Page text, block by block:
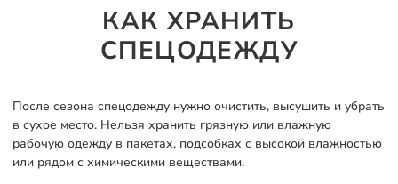
КАК ХРАНИТЬ
СПЕЦОДЕЖДУ
После сезона спецодежду нужно очистить, высушить и убрать
в сухое место. Нельзя хранить грязную или влажную
рабочую одежду в пакетах, подсобках с высокой влажностью
или рядом с химическими веществами.